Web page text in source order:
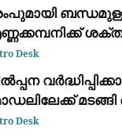
Desk
Desk